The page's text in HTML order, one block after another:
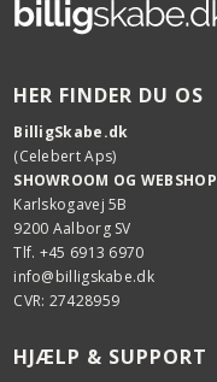
HER FINDER DU OS
BilligSkabe.dk
(Celebert Aps)
SHOWROOM OG WEBSHOP
Karlskogavej 5B
9200 Aalborg SV
Tlf. +45 6913 6970
info@billigskabe.dk
CVR: 27428959
HJÆLP & SUPPORT